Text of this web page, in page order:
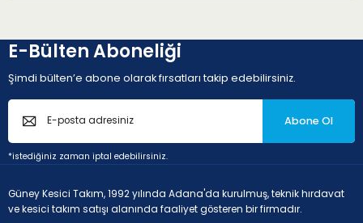
E-Bülten Aboneliği
Şimdi bülten’e abone olarak fırsatları takip edebilirsiniz.
Abone Ol
*istediğiniz zaman iptal edebilirsiniz.
Güney Kesici Takım, 1992 yılında Adana'da kurulmuş, teknik hırdavat
ve kesici takım satışı alanında faaliyet gösteren bir firmadır.